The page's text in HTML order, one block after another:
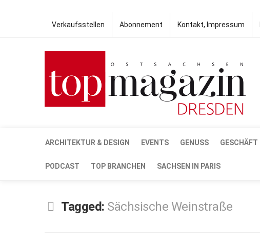
Verkaufsstellen Abonnement Kontakt, Impressum
ARCHITEKTUR & DESIGN EVENTS GENUSS GESCHÄFT
PODCAST TOP BRANCHEN SACHSEN IN PARIS
Tagged: Sächsische Weinstraße